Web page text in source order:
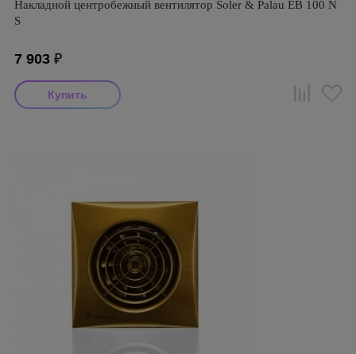
Накладной центробежный вентилятор Soler & Palau EB 100 N
S
7 903 ₽